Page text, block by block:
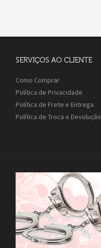
SERVIÇOS AO CLIENTE
Como Comprar
Política de Privacidade
Política de Frete e Entrega
Política de Troca e Devolução